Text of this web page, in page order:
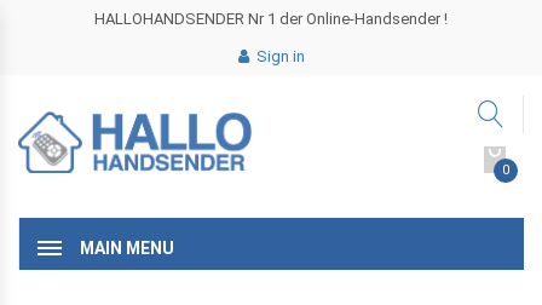
HALLOHANDSENDER Nr 1 der Online-Handsender !
Sign in
0
MAIN MENU